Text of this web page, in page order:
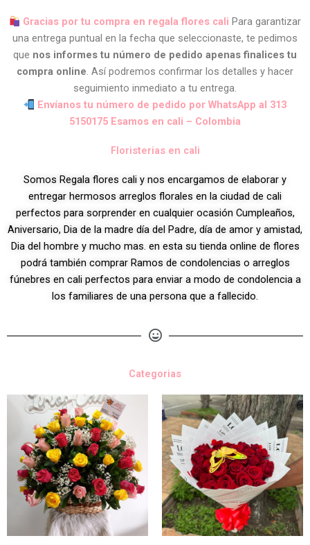
Gracias por tu compra en regala flores caliPara garantizar
una entrega puntual en la fecha que seleccionaste, te pedimos
que nos informes tu número de pedido apenas finalices tu
compra online. Así podremos confirmar los detalles y hacer
seguimiento inmediato a tu entrega.
Envíanos tu número de pedido por WhatsApp al 313
5150175 Esamos en cali – Colombia
Floristerias en cali
Somos Regala flores cali y nos encargamos de elaborar y
entregar hermosos arreglos florales en la ciudad de cali
perfectos para sorprender en cualquier ocasión Cumpleaños,
Aniversario, Dia de la madre día del Padre, día de amor y amistad,
Dia del hombre y mucho mas. en esta su tienda online de flores
podrá también comprar Ramos de condolencias o arreglos
fúnebres en cali perfectos para enviar a modo de condolencia a
los familiares de una persona que a fallecido.
Categorias